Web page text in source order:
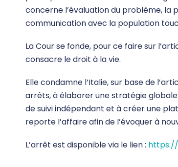
concerne l’évaluation du problème, la
communication avec la population
La Cour se fonde, pour ce faire sur
consacre le droit à la vie.
Elle condamne l’Italie, sur base de
arrêts, à élaborer une stratégie
de suivi indépendant et à créer une
reporte l’affaire afin de l’évoquer à
L’arrêt est disponible via le lien : https://